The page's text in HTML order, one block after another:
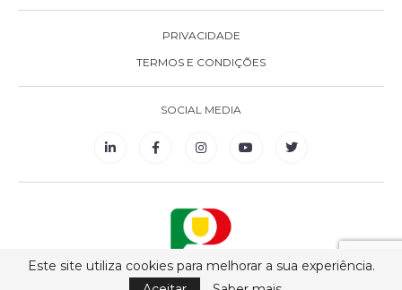
PRIVACIDADE
TERMOS E CONDIÇÕES
SOCIAL MEDIA
Este site utiliza cookies para melhorar a sua experiência.